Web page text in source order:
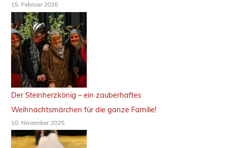
S
c
h
ü
p
e
15. Februar 2026
Der Steinherzkönig – ein zauberhaftes
Weihnachtsmärchen für die ganze Familie!
10. November 2025